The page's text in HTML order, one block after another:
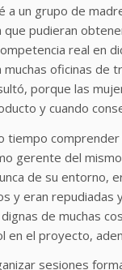
a un grupo de
que pudieran
real en
muchas oficinas de
porque las
y cuando
tiempo
gerente del
de su entorno,
y eran repudiadas
de muchas
en el proyecto,
sesiones